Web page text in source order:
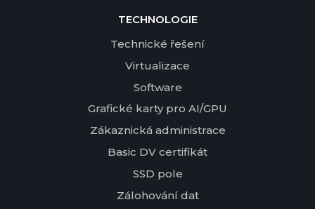
TECHNOLOGIE
Technické řešení
Virtualizace
Software
Grafické karty pro AI/GPU
Zákaznická administrace
Basic DV certifikát
SSD pole
Zálohování dat